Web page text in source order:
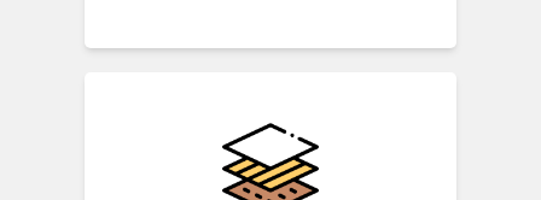
demirbaş kaydı için kitabın
barkodunu okutmak veya eser adını -
yazarını yazmak yeterlidir. Verilen